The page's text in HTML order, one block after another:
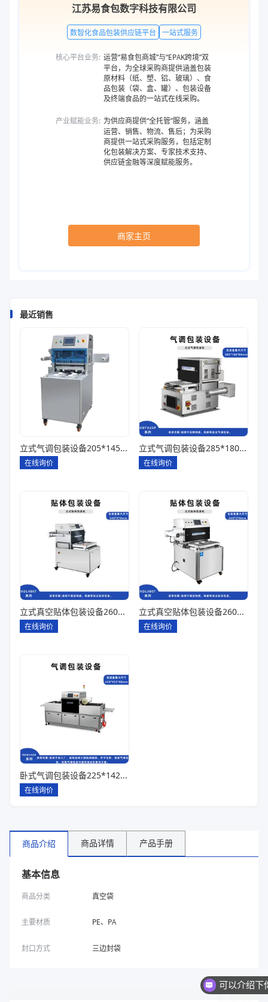
江苏易食包数字科技有限公司
数智化食品包装供应链平台 一站式服务
核心平台业务: 运营“易食包商城”与“EPAK跨境”双
平台，为全球采购商提供涵盖包装
原材料（纸、塑、铝、玻璃）、食
品包装（袋、盒、罐）、包装设备
及终端食品的一站式在线采购。
产业赋能业务: 为供应商提供“全托管”服务，涵盖
运营、销售、物流、售后；为采购
商提供一站式采购服务，包括定制
化包装解决方案、专家技术支持、
供应链金融等深度赋能服务。
商家主页
最近销售
立式气调包装设备205*145*85一出四
在线询价
立式气调包装设备285*180*80一出一
在线询价
立式真空贴体包装设备260*180一出四
在线询价
立式真空贴体包装设备260*180一出二
在线询价
卧式气调包装设备225*142*80一出六
在线询价
商品介绍 商品详情 产品手册
基本信息
商品分类 真空袋
主要材质 PE、PA
封口方式 三边封袋
你们是